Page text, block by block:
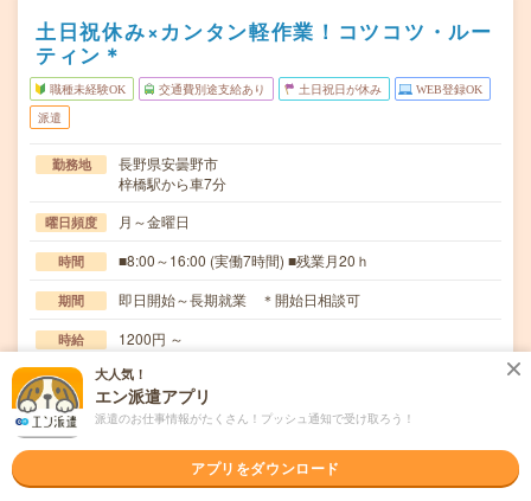
土日祝休み×カンタン軽作業！コツコツ・ルー
ティン＊
職種未経験OK 交通費別途支給あり 土日祝日が休み WEB登録OK
派遣
勤務地
長野県安曇野市
梓橋駅から車7分
曜日頻度 月～金曜日
時間 ■8:00～16:00 (実働7時間) ■残業月20ｈ
期間 即日開始～長期就業 ＊開始日相談可
時給 1200円 ～
※交通費実費3万円/月まで支給
仕事内容
品を段ボールに梱包＊郵送先の仕分け、片手サイズの…
職種未経験OK / 英語力不要
大人気！
エン派遣アプリ
派遣のお仕事情報がたくさん！プッシュ通知で受け取ろう！
アプリをダウンロード